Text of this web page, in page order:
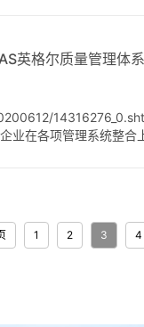
英格尔质量管理体
业在各项管理系统整合
1 2 3 4